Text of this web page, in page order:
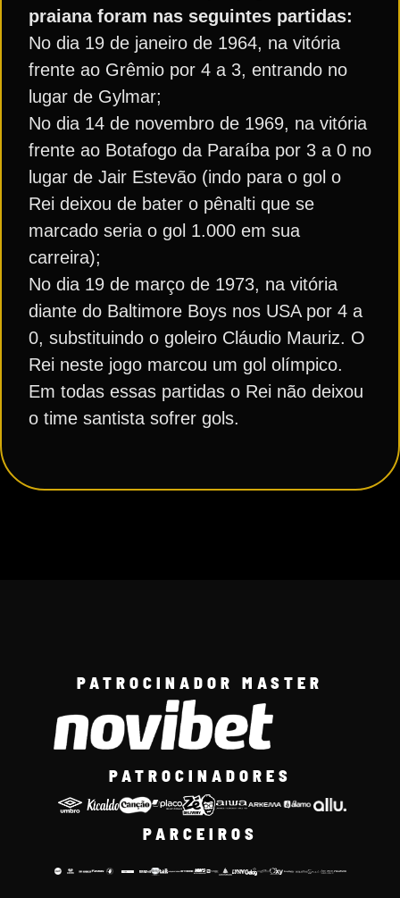
praiana foram nas seguintes partidas:
No dia 19 de janeiro de 1964, na vitória
frente ao Grêmio por 4 a 3, entrando no
lugar de Gylmar;
No dia 14 de novembro de 1969, na vitória
frente ao Botafogo da Paraíba por 3 a 0 no
lugar de Jair Estevão (indo para o gol o
Rei deixou de bater o pênalti que se
marcado seria o gol 1.000 em sua
carreira);
No dia 19 de março de 1973, na vitória
diante do Baltimore Boys nos USA por 4 a
0, substituindo o goleiro Cláudio Mauriz. O
Rei neste jogo marcou um gol olímpico.
Em todas essas partidas o Rei não deixou
o time santista sofrer gols.
PATROCINADOR MASTER
PATROCINADORES
PARCEIROS